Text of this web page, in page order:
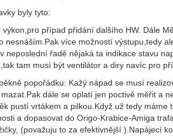
byly tyto:
výkon,pro případ přidání dalšího HW. Dále
nesnáším.Pak více možností výstupu,tedy
neposlední řadě nějaká ta indikace stavu
tam musí být ventilátor a diry navíc pro
popořádku: Kažý nápad se musí
dále se oplatí jen poctivě měřit a
pustí vrtákem a pilkou.Když už tedy máme
a dopasovat do Origo-Krabice-Amiga
(považuju to za efektivnější ).Napájecí